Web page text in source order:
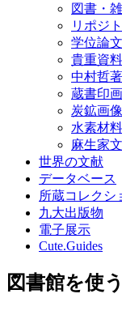
図書・
リポジ
学位論文
貴重資
中村哲
蔵書印
炭鉱画像
水素材
麻生家
世界の文献
データベース
所蔵コレクシ
九大出版物
電子展示
Cute.Guides
図書館を使う